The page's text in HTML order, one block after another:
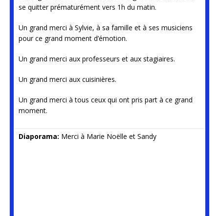
se quitter prématurément vers 1h du matin.
Un grand merci à Sylvie, à sa famille et à ses musiciens
pour ce grand moment d’émotion.
Un grand merci aux professeurs et aux stagiaires.
Un grand merci aux cuisinières.
Un grand merci à tous ceux qui ont pris part à ce grand
moment.
Diaporama: Merci à Marie Noëlle et Sandy